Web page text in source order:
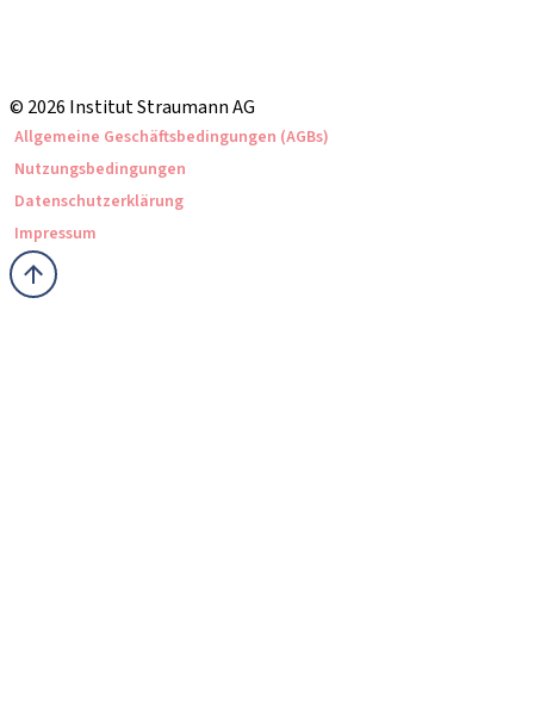
© 2026 Institut Straumann AG
Allgemeine Geschäftsbedingungen (AGBs)
Nutzungsbedingungen
Datenschutzerklärung
Impressum